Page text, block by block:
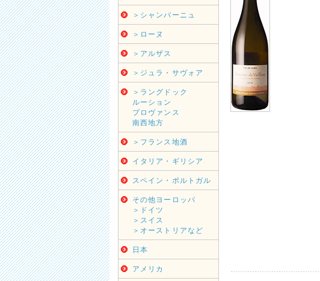
＞シャンパーニュ
＞ローヌ
＞アルザス
＞ジュラ・サヴォア
＞ラングドック
ルーション
プロヴァンス
南西地方
＞フランス地酒
イタリア・ギリシア
スペイン・ポルトガル
その他ヨーロッパ
＞ドイツ
＞スイス
＞オーストリアなど
日本
アメリカ